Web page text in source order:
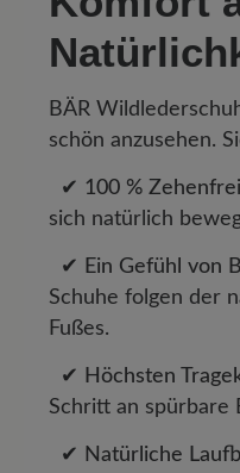
BÄR
schön anzusehen.
✔ 100 %
sich natürlich
✔ Ein Gefühl von
Schuhe folgen der
Fußes.
✔ Höchsten
Schritt an spürbare
✔ Natürliche